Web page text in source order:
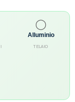
◯
Alluminio
TELAIO